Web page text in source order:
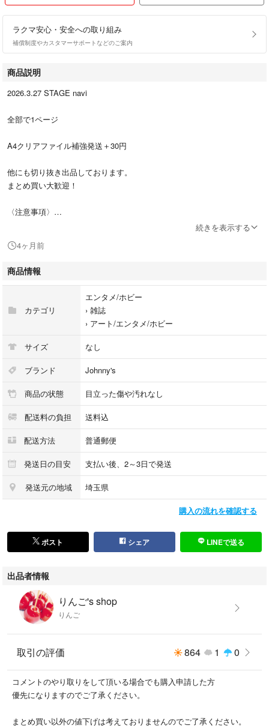
ラクマ安心・安全への取り組み
補償制度やカスタマーサポートなどのご案内
商品説明
2026.3.27 STAGE navi
全部で1ページ
A4クリアファイル補強発送＋30円
他にも切り抜き出品しております。
まとめ買い大歓迎！
〈注意事項〉
切り抜きは素人が切っておりますのでご理解のある方のみご購入の方よろ
商品が濡れないようビニールの袋に入れてから封筒に入れる簡易発送で
す。
『折曲厳禁 』記載をして発送しております。
続きを表示する
4ヶ月前
商品情報
カテゴリ
エンタメ/ホビー
› 雑誌
› アート/エンタメ/ホビー
サイズ なし
ブランド Johnny's
商品の状態 目立った傷や汚れなし
配送料の負担 送料込
配送方法 普通郵便
発送日の目安 支払い後、2～3日で発送
発送元の地域 埼玉県
購入の流れを確認する
ポスト シェア LINEで送る
出品者情報
りんご's shop
りんご
取引の評価 864 1 0
コメントのやり取りをして頂いる場合でも購入申請した方
優先になりますのでご了承ください。
まとめ買い以外の値下げは考えておりませんのでご了承ください。